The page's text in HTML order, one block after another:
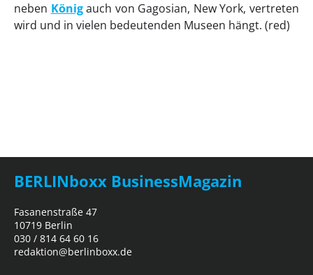
neben Königauch von Gagosian, New York, vertreten
wird und in vielen bedeutenden Museen hängt. (red)
BERLINboxx BusinessMagazin
Fasanenstraße 47
10719 Berlin
030 / 814 64 60 16
redaktion@berlinboxx.de